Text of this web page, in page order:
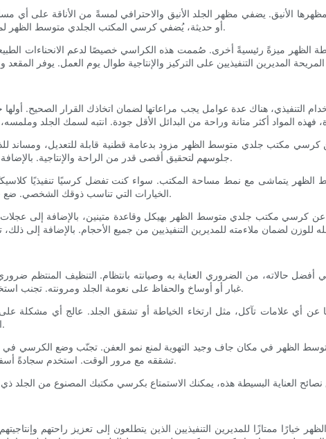
الأنيق. يضفي مظهر الجلد الأنيق والاحترافي لمسةً من الأناقة على أي
أو حديثة، يُضفي كرسي المكتب الجلدي متوسط ​​الظهر لمسةً جماليةً فوريةً على المكان، ويترك انطباعًا دائمًا لدى العملاء والزملاء على حدٍ سواء.
الظهر ميزةً رئيسيةً أخرى. صُممت هذه الكراسي خصيصًا لدعم الانحناءات
التنفيذي، هناك عدة عوامل يجب مراعاتها لضمان اتخاذك القرار الصحيح.
مكتب جلدي متوسط ​​الظهر مزود بدعامة قطنية قابلة للتعديل، ومساند
جلوسهم لتحقيق أقصى قدر من الراحة والإنتاجية. بالإضافة إلى ذلك، انتبه لحشوة المقعد ومسند الظهر لضمان دعم كافٍ لساعات الجلوس الطويلة.
يتماشى مع نمط مساحة المكتب. سواء كنت تفضل كرسيًا تنفيذيًا
الخيارات التي تناسب ذوقك الشخصي. ضع في اعتبارك أيضًا لون تنجيد الجلد، واختر لونًا يتناسق مع الديكور الحالي لإطلالة متناسقة.
عن كرسي مكتب جلدي متوسط ​​الظهر بهيكل وقاعدة متينين، بالإضافة إلى
حالاته، من الضروري العناية به وصيانته بانتظام. التنظيف المنتظم ضروري
غبار أو أوساخ والحفاظ على نعومة الجلد ومرونته. تجنب استخدام المواد الكيميائية القاسية أو المنظفات الكاشطة التي قد تتلف طبقة الجلد الخارجية.
عن أي علامات تآكل، مثل ارتخاء الخياطة أو تشقق الجلد. عالج أي مشكلة
الكرسي، مثل آليات الإمالة والارتفاع، لضمان سلاسة التشغيل ومنع الصرير أو التشويش.
​​الظهر في مكان جاف وجيد التهوية لمنع نمو العفن. تجنّب وضع الكرسي في
تشققه مع مرور الوقت. استخدم سجادةً أسفل العجلات لحماية الأرضية من الخدوش والتآكل، خاصةً على الأسطح الخشبية أو البلاط.
خيارًا ممتازًا للمديرين التنفيذيين الذين يتطلعون إلى تعزيز راحتهم